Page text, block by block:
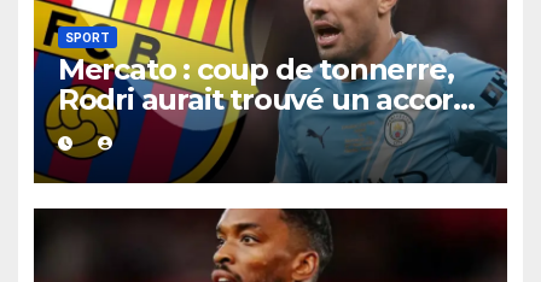
SPORT
Mercato : coup de tonnerre,
Rodri aurait trouvé un accord
XXL avec le Barça pour un
contrat jusqu’en 2030.